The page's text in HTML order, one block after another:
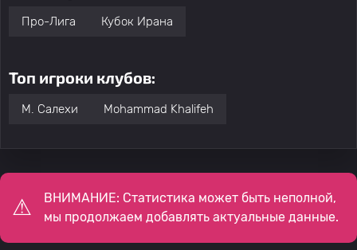
Про-Лига Кубок Ирана
Топ игроки клубов:
М. Салехи Mohammad Khalifeh
ВНИМАНИЕ: Статистика может быть неполной,
мы продолжаем добавлять актуальные данные.